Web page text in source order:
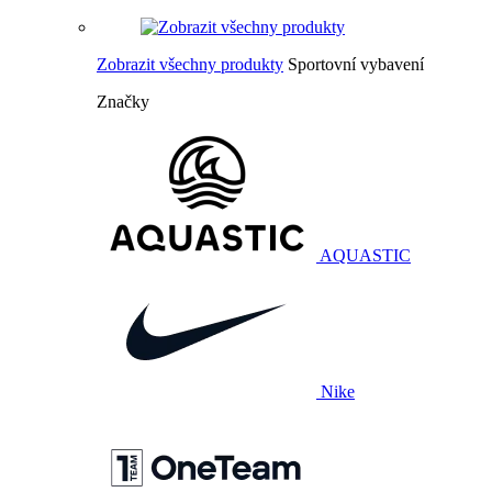
Zobrazit všechny produkty Sportovní vybavení
Značky
AQUASTIC
Nike